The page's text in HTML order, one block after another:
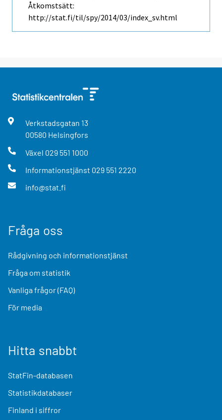
Åtkomstsätt:
http://stat.fi/til/spy/2014/03/index_sv.html
Verkstadsgatan 13
00580 Helsingfors
Växel 029 551 1000
Informationstjänst 029 551 2220
info@stat.fi
Fråga oss
Rådgivning och informationstjänst
Fråga om statistik
Vanliga frågor (FAQ)
För media
Hitta snabbt
StatFin-databasen
Statistikdatabaser
Finland i siffror